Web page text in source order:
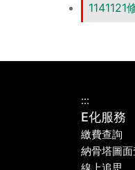
1141121
:::
E化服務
繳費查詢
納骨塔圖面